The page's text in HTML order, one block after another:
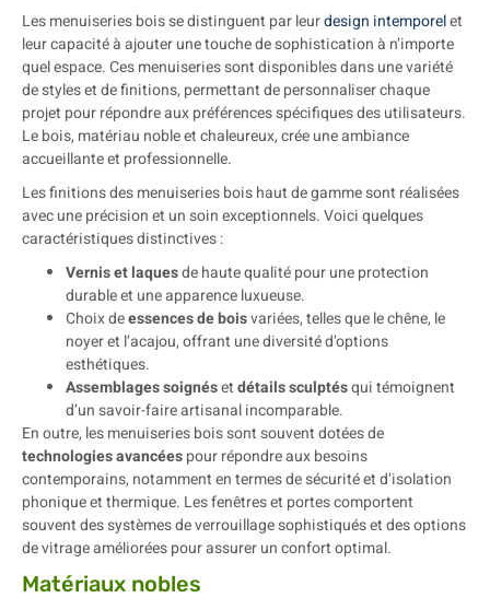
Les menuiseries bois se distinguent par leurdesign intemporelet
leur capacité à ajouter une touche de sophistication à n’importe
quel espace. Ces menuiseries sont disponibles dans une variété
de styles et de finitions, permettant de personnaliser chaque
projet pour répondre aux préférences spécifiques des utilisateurs.
Le bois, matériau noble et chaleureux, crée une ambiance
accueillante et professionnelle.
Les finitions des menuiseries bois haut de gamme sont réalisées
avec une précision et un soin exceptionnels. Voici quelques
caractéristiques distinctives :
Vernis et laquesde haute qualité pour une protection
durable et une apparence luxueuse.
Choix deessences de boisvariées, telles que le chêne, le
noyer et l’acajou, offrant une diversité d’options
esthétiques.
Assemblages soignésetdétails sculptésqui témoignent
d’un savoir-faire artisanal incomparable.
En outre, les menuiseries bois sont souvent dotées de
technologies avancéespour répondre aux besoins
contemporains, notamment en termes de sécurité et d’isolation
phonique et thermique. Les fenêtres et portes comportent
souvent des systèmes de verrouillage sophistiqués et des options
de vitrage améliorées pour assurer un confort optimal.
Matériaux nobles